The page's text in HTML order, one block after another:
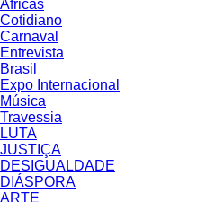
Áfricas
Cotidiano
Carnaval
Entrevista
Brasil
Expo Internacional
Música
Travessia
LUTA
JUSTIÇA
DESIGUALDADE
DIÁSPORA
ARTE